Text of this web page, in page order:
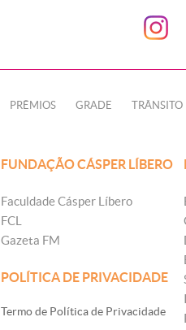
PRÊMIOS GRADE TRÂNSITO
FUNDAÇÃO CÁSPER LÍBERO
Faculdade Cásper Líbero
FCL
Gazeta FM
POLÍTICA DE PRIVACIDADE
Termo de Política de Privacidade